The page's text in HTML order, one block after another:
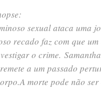
sexual ataca uma
recado faz com que
o crime.
a um passado
A morte pode não